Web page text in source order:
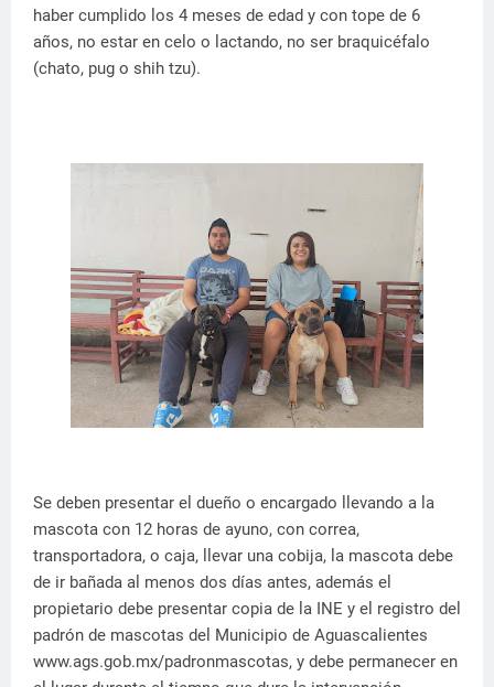
haber cumplido los 4 meses de edad y con tope de 6
años, no estar en celo o lactando, no ser braquicéfalo
(chato, pug o shih tzu).
Se deben presentar el dueño o encargado llevando a la
mascota con 12 horas de ayuno, con correa,
transportadora, o caja, llevar una cobija, la mascota debe
de ir bañada al menos dos días antes, además el
propietario debe presentar copia de la INE y el registro del
padrón de mascotas del Municipio de Aguascalientes
www.ags.gob.mx/padronmascotas, y debe permanecer en